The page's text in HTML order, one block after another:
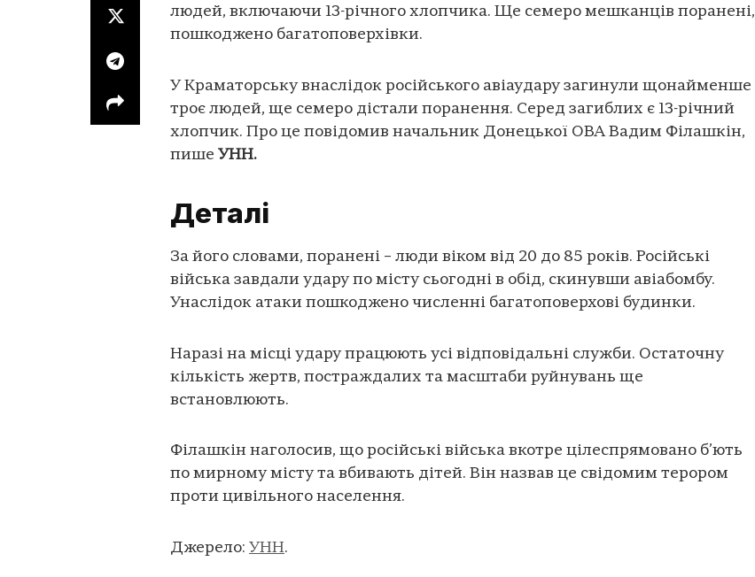
людей, включаючи 13-річного хлопчика. Ще семеро мешканців поранені,
пошкоджено багатоповерхівки.
У Краматорську внаслідок російського авіаудару загинули щонайменше
троє людей, ще семеро дістали поранення. Серед загиблих є 13-річний
хлопчик. Про це повідомив начальник Донецької ОВА Вадим Філашкін,
пише УНН.
Деталі
За його словами, поранені – люди віком від 20 до 85 років. Російські
війська завдали удару по місту сьогодні в обід, скинувши авіабомбу.
Унаслідок атаки пошкоджено численні багатоповерхові будинки.
Наразі на місці удару працюють усі відповідальні служби. Остаточну
кількість жертв, постраждалих та масштаби руйнувань ще
встановлюють.
Філашкін наголосив, що російські війська вкотре цілеспрямовано б’ють
по мирному місту та вбивають дітей. Він назвав це свідомим терором
проти цивільного населення.
Джерело: УНН.